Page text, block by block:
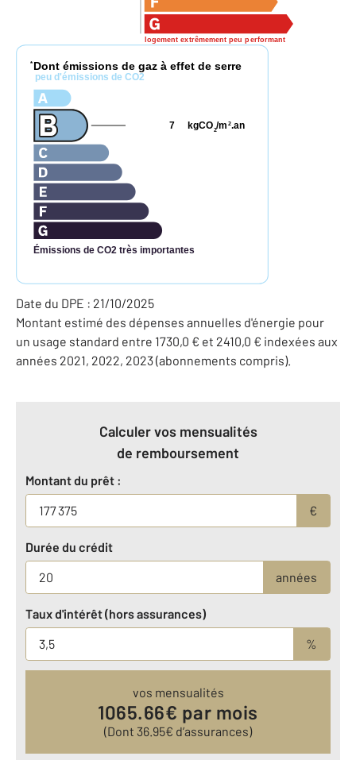
logement extrêmement peu performant
* Dont émissions de gaz à effet de serre
peu d'émissions de CO2
Émissions de CO2 très importantes
kgCO2/m 2.an
7
Date du DPE : 21/10/2025
Montant estimé des dépenses annuelles d'énergie pour
un usage standard entre 1730,0 € et 2410,0 € indexées aux
années 2021, 2022, 2023 (abonnements compris).
Calculer vos mensualités
de remboursement
Montant du prêt :
€
Durée du crédit
années
Taux d'intérêt (hors assurances)
%
vos mensualités
1065.66€ par mois
(Dont 36.95€ d’assurances)